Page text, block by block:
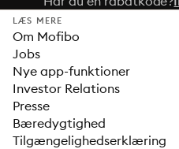
LÆS MERE
Om Mofibo
Jobs
Nye app-funktioner
Investor Relations
Presse
Bæredygtighed
Tilgængelighedserklæring